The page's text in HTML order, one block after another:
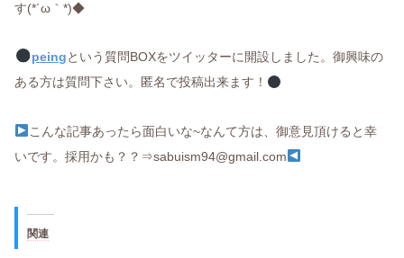
す(*´ω｀*)◆
peingという質問BOXをツイッターに開設しました。御興味の
ある方は質問下さい。匿名で投稿出来ます！
こんな記事あったら面白いな~なんて方は、御意見頂けると幸
いです。採用かも？？⇒sabuism94@gmail.com
関連